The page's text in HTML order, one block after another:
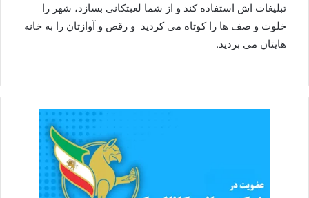
تبلیغات اش استفاده کند و از شما لعبتکانی بسازد، شهر را
خلوت و صف ها را کوتاه می کردید و رقص و آوازتان را به خانه
هایتان می بردید.